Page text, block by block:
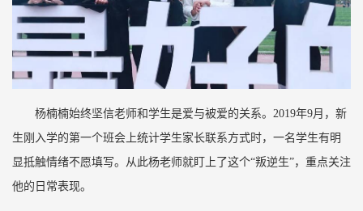
杨楠楠始终坚信老师和学生是爱与被爱的关系。2019年9月，新
生刚入学的第一个班会上统计学生家长联系方式时，一名学生有明
显抵触情绪不愿填写。从此杨老师就盯上了这个“叛逆生”，重点关注
他的日常表现。